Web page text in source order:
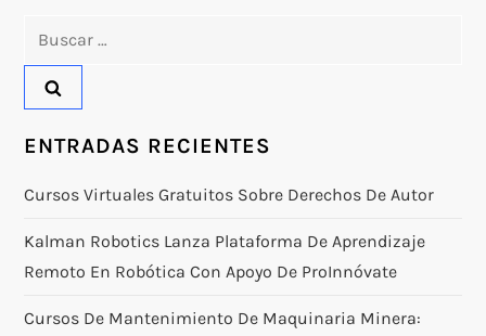
ENTRADAS RECIENTES
Cursos Virtuales Gratuitos Sobre Derechos De Autor
Kalman Robotics Lanza Plataforma De Aprendizaje
Remoto En Robótica Con Apoyo De ProInnóvate
Cursos De Mantenimiento De Maquinaria Minera: